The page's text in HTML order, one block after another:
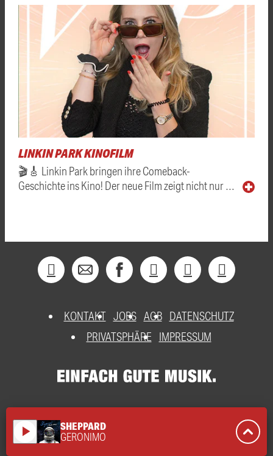
LINKIN PARK KINOFILM
🎬🎸 Linkin Park bringen ihre Comeback-
Geschichte ins Kino! Der neue Film zeigt nicht nur …
KONTAKT JOBS AGB DATENSCHUTZ
PRIVATSPHÄRE
IMPRESSUM
play_arrow SHEPPARD
GERONIMO